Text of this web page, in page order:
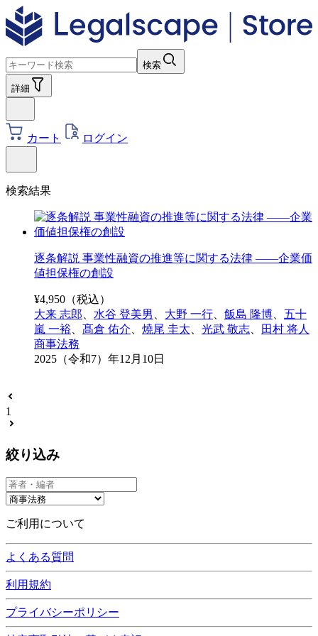
検索
詳細
カート ログイン
検索結果
逐条解説 事業性融資の推進等に関する法律 ――企業価
値担保権の創設
¥4,950 （税込）
大来 志郎
水谷 登美男 大野 一行 飯島 隆博
五十
嵐 一裕
髙倉 佑介 燒尾 圭太 光武 敬志
田村 将人
商事法務
2025（令和7）年12月10日
1
絞り込み
ご利用について
よくある質問
利用規約
プライバシーポリシー